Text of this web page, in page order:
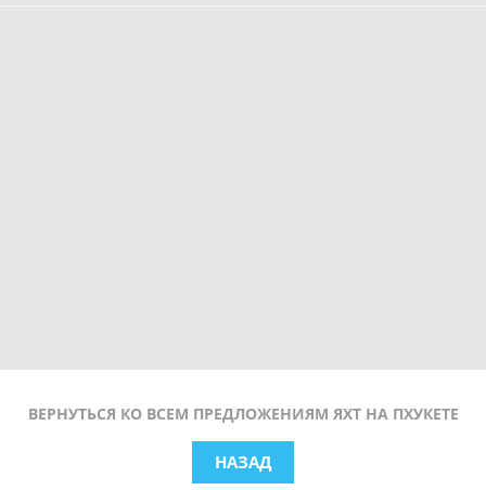
ВЕРНУТЬСЯ КО ВСЕМ ПРЕДЛОЖЕНИЯМ ЯХТ НА ПХУКЕТЕ
НАЗАД